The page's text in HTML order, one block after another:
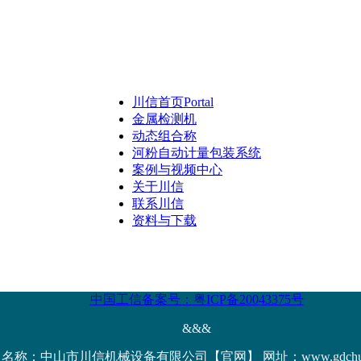
川信首页Portal
金属检测机
动态组合称
河粉自动计量包装系统
案例与视频中心
关于川信
联系川信
资料与下载
中国工信备案号：粤ICP备20043375号
&&&
称：中山市川信机械设备有限公司【官网】 网址：